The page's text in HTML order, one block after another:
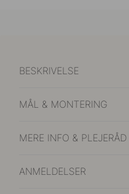
BESKRIVELSE
MÅL & MONTERING
MERE INFO & PLEJERÅD
ANMELDELSER